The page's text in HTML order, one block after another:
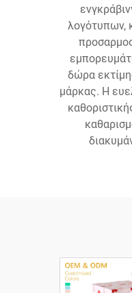
λογότυπων,
δώρα
μάρκας. Η